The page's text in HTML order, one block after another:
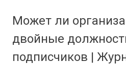
Может ли
двойные
подписчиков |